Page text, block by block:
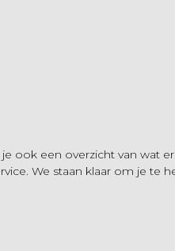
ook een overzicht van wat
We staan klaar om je te